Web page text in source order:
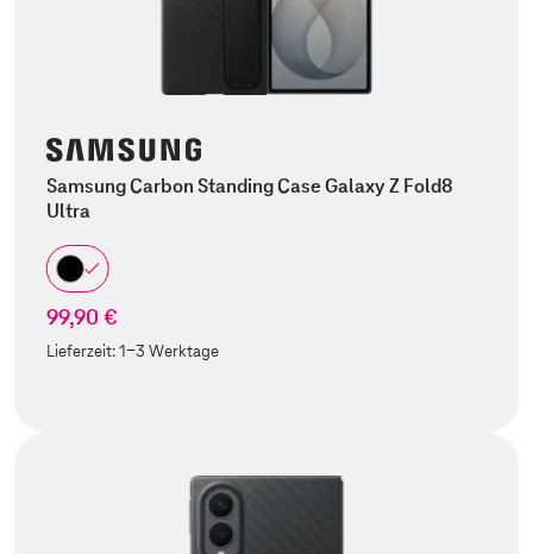
Samsung Carbon Standing Case Galaxy Z Fold8
Ultra
99,90 €
Lieferzeit:1-3 Werktage